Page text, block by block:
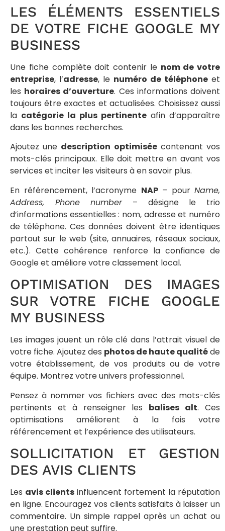
LES ÉLÉMENTS ESSENTIELS
DE VOTRE FICHE GOOGLE MY
BUSINESS
Une fiche complète doit contenir le nom de votre
entreprise, l’adresse, le numéro de téléphone et
les horaires d’ouverture. Ces informations doivent
toujours être exactes et actualisées. Choisissez aussi
la catégorie la plus pertinente afin d’apparaître
dans les bonnes recherches.
Ajoutez une description optimiséecontenant vos
mots-clés principaux. Elle doit mettre en avant vos
services et inciter les visiteurs à en savoir plus.
En référencement, l’acronyme NAP– pour Name,
Address, Phone number– désigne le trio
d’informations essentielles : nom, adresse et numéro
de téléphone. Ces données doivent être identiques
partout sur le web (site, annuaires, réseaux sociaux,
etc.). Cette cohérence renforce la confiance de
Google et améliore votre classement local.
OPTIMISATION DES IMAGES
SUR VOTRE FICHE GOOGLE
MY BUSINESS
Les images jouent un rôle clé dans l’attrait visuel de
votre fiche. Ajoutez des photos de haute qualitéde
votre établissement, de vos produits ou de votre
équipe. Montrez votre univers professionnel.
Pensez à nommer vos fichiers avec des mots-clés
pertinents et à renseigner les balises alt. Ces
optimisations améliorent à la fois votre
référencement et l’expérience des utilisateurs.
SOLLICITATION ET GESTION
DES AVIS CLIENTS
Les avis clients influencent fortement la réputation
en ligne. Encouragez vos clients satisfaits à laisser un
commentaire. Un simple rappel après un achat ou
une prestation peut suffire.